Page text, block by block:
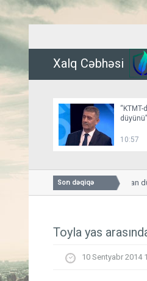
Xalq Cəbhəsi
düyünü”
10:57
Son dəqiqə
“KTMT-də Ermənistan
Toyla yas
10 Sentyabr 2014